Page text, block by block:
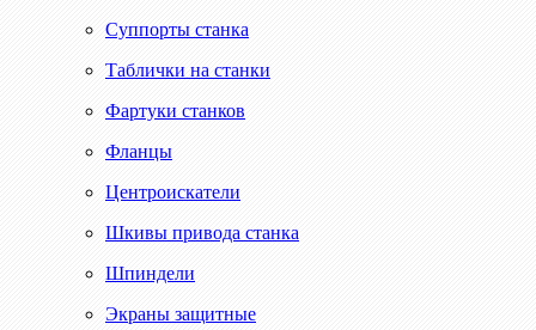
Суппорты станка
Таблички на станки
Фартуки станков
Фланцы
Центроискатели
Шкивы привода станка
Шпиндели
Экраны защитные